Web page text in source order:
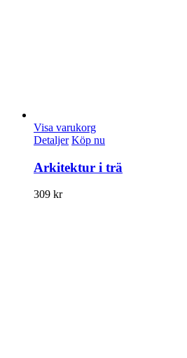
Visa varukorg
Detaljer Köp nu
Arkitektur i trä
309 kr